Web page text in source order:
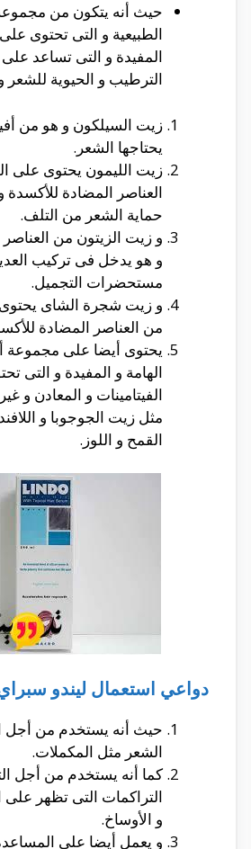
حيث أنه يتكون من
الطبيعية و التى تحتوى
المفيدة و التى تساعد
الترطيب و الحيوية
زيت السيلكون و هو من
يحتاجها الشعر.
زيت الليمون يحتوى على
العناصر المضادة
حماية الشعر من التلف.
و زيت الزيتون من العناصر
و هو يدخل فى تركيب
مستحضرات التجميل.
و زيت شجرة الشاى
من العناصر المضادة
يحتوى أيضا على مجموعة
الهامة و المفيدة و التى
الفيتامينات و المعادن و
مثل زيت الجوجوبا و
القمح و اللوز.
دواعي استعمال ليندو
حيث أنه يستخدم من أجل
الشعر مثل المكملات.
كما أنه يستخدم من أجل
التراكمات التى تظهر على
و الأوساخ.
و يعمل أيضا على